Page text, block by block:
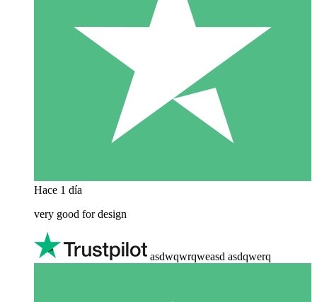
Hace 1 día
very good for design
asdwqwrqweasd asdqwerq